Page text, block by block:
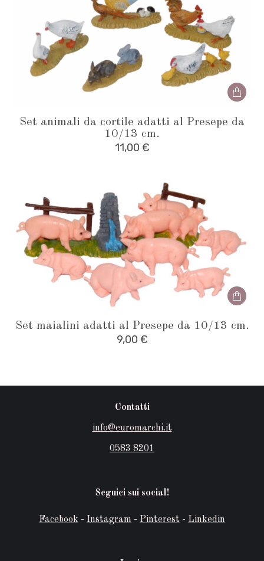
Set animali da cortile adatti al Presepe da
10/13 cm.
11,00 €
Set maialini adatti al Presepe da 10/13 cm.
9,00 €
Contatti
info@euromarchi.it
0583 8201
Seguici sui social!
Facebook - Instagram - Pinterest - Linkedin